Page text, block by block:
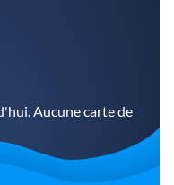
Aucune carte de